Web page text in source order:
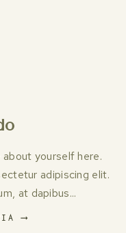
yourself here.
adipiscing elit.
at dapibus...
⟶